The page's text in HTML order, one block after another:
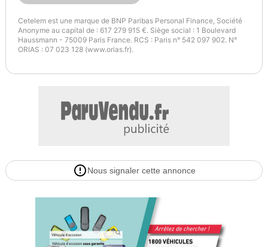
Cetelem est une marque de BNP Paribas Personal Finance, Société
Anonyme au capital de : 617 279 915 €. Siège social : 1 Boulevard
Haussmann - 75009 Paris France. RCS : Paris n° 542 097 902. N°
ORIAS : 07 023 128 (www.orias.fr).
Nous signaler cette annonce